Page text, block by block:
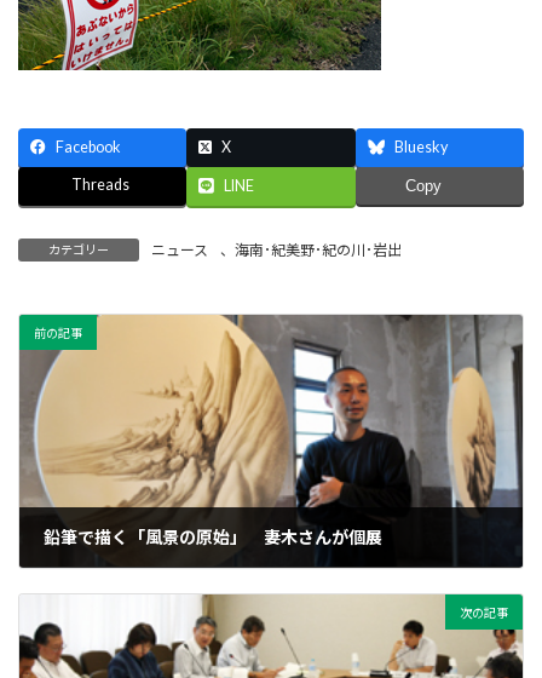
Facebook X Bluesky
Threads LINE Copy
カテゴリー ニュース 、 海南･紀美野･紀の川･岩出
前の記事
鉛筆で描く「風景の原始」 妻木さんが個展
次の記事